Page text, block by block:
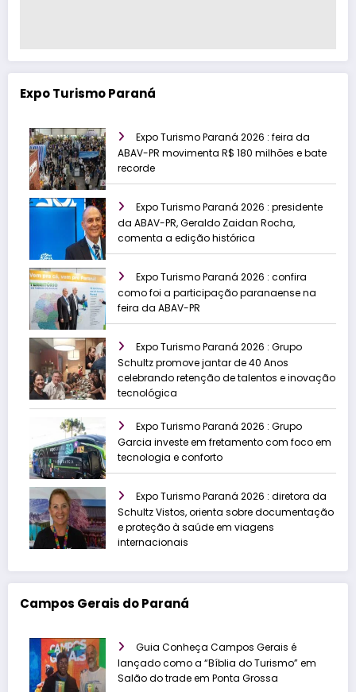
Expo Turismo Paraná
Expo Turismo Paraná 2026 : feira da
ABAV-PR movimenta R$ 180 milhões e bate
recorde
Expo Turismo Paraná 2026 : presidente
da ABAV-PR, Geraldo Zaidan Rocha,
comenta a edição histórica
Expo Turismo Paraná 2026 : confira
como foi a participação paranaense na
feira da ABAV-PR
Expo Turismo Paraná 2026 : Grupo
Schultz promove jantar de 40 Anos
celebrando retenção de talentos e inovação
tecnológica
Expo Turismo Paraná 2026 : Grupo
Garcia investe em fretamento com foco em
tecnologia e conforto
Expo Turismo Paraná 2026 : diretora da
Schultz Vistos, orienta sobre documentação
e proteção à saúde em viagens
internacionais
Campos Gerais do Paraná
Guia Conheça Campos Gerais é
lançado como a “Bíblia do Turismo” em
Salão do trade em Ponta Grossa